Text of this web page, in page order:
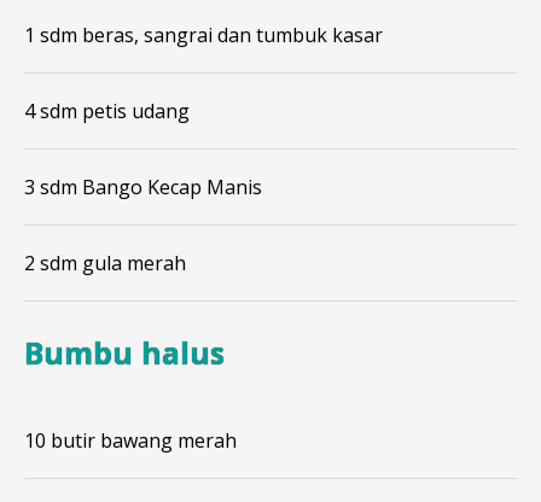
1 sdm beras, sangrai dan tumbuk kasar
4 sdm petis udang
3 sdm Bango Kecap Manis
2 sdm gula merah
Bumbu halus
10 butir bawang merah